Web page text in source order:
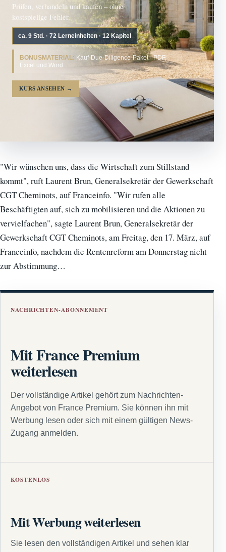
Prüfen, verhandeln und kaufen – ohne
kostspielige Fehler.
ca. 9 Std. · 72 Lerneinheiten · 12 Kapitel
BONUSMATERIAL: Kauf-Due-Diligence-Paket · PDF,
Excel und Word
KURS ANSEHEN →
"Wir wünschen uns, dass die Wirtschaft zum Stillstand
kommt", ruft Laurent Brun, Generalsekretär der Gewerkschaft
CGT Cheminots, auf Franceinfo. "Wir rufen alle
Beschäftigten auf, sich zu mobilisieren und die Aktionen zu
vervielfachen", sagte Laurent Brun, Generalsekretär der
Gewerkschaft CGT Cheminots, am Freitag, den 17. März, auf
Franceinfo, nachdem die Rentenreform am Donnerstag nicht
zur Abstimmung…
NACHRICHTEN-ABONNEMENT
Mit France Premium
weiterlesen
Der vollständige Artikel gehört zum Nachrichten-
Angebot von France Premium. Sie können ihn mit
Werbung lesen oder sich mit einem gültigen News-
Zugang anmelden.
KOSTENLOS
Mit Werbung weiterlesen
Sie lesen den vollständigen Artikel und sehen klar